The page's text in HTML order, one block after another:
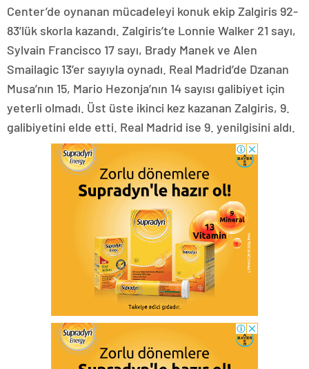
Center’de oynanan mücadeleyi konuk ekip Zalgiris 92-
83’lük skorla kazandı. Zalgiris’te Lonnie Walker 21 sayı,
Sylvain Francisco 17 sayı, Brady Manek ve Alen
Smailagic 13’er sayıyla oynadı. Real Madrid’de Dzanan
Musa’nın 15, Mario Hezonja’nın 14 sayısı galibiyet için
yeterli olmadı. Üst üste ikinci kez kazanan Zalgiris, 9.
galibiyetini elde etti. Real Madrid ise 9. yenilgisini aldı.